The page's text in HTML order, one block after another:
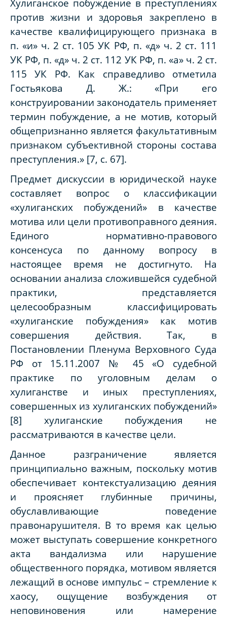
Хулиганское побуждение в преступлениях
против жизни и здоровья закреплено в
качестве квалифицирующего признака в
п. «и» ч. 2 ст. 105 УК РФ, п. «д» ч. 2 ст. 111
УК РФ, п. «д» ч. 2 ст. 112 УК РФ, п. «а» ч. 2 ст.
115 УК РФ. Как справедливо отметила
Гостьякова Д. Ж.: «При его
конструировании законодатель применяет
термин побуждение, а не мотив, который
общепризнанно является факультативным
признаком субъективной стороны состава
преступления.» [7, c. 67].
Предмет дискуссии в юридической науке
составляет вопрос о классификации
«хулиганских побуждений» в качестве
мотива или цели противоправного деяния.
Единого нормативно-правового
консенсуса по данному вопросу в
настоящее время не достигнуто. На
основании анализа сложившейся судебной
практики, представляется
целесообразным классифицировать
«хулиганские побуждения» как мотив
совершения действия. Так, в
Постановлении Пленума Верховного Суда
РФ от 15.11.2007 № 45 «О судебной
практике по уголовным делам о
хулиганстве и иных преступлениях,
совершенных из хулиганских побуждений»
[8] хулиганские побуждения не
рассматриваются в качестве цели.
Данное разграничение является
принципиально важным, поскольку мотив
обеспечивает контекстуализацию деяния
и проясняет глубинные причины,
обуславливающие поведение
правонарушителя. В то время как целью
может выступать совершение конкретного
акта вандализма или нарушение
общественного порядка, мотивом является
лежащий в основе импульс – стремление к
хаосу, ощущение возбуждения от
неповиновения или намерение